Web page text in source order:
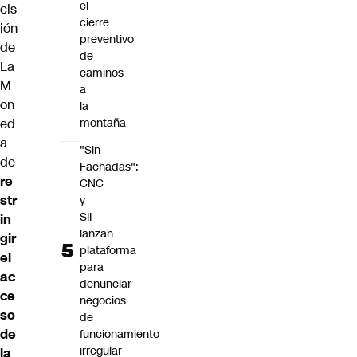
cis
ión
de
La
M
on
ed
a
de
re
str
in
gir
el
ac
ce
so
de
la
el
cierre
preventivo
de
caminos
a
la
montaña
"Sin
Fachadas":
CNC
y
SII
lanzan
plataforma
para
denunciar
negocios
de
funcionamiento
irregular